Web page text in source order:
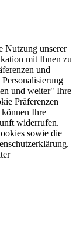
Nutzung unserer
mit Ihnen zu
und
und weiter" Ihre
Präferenzen
können Ihre
widerrufen.
sowie die